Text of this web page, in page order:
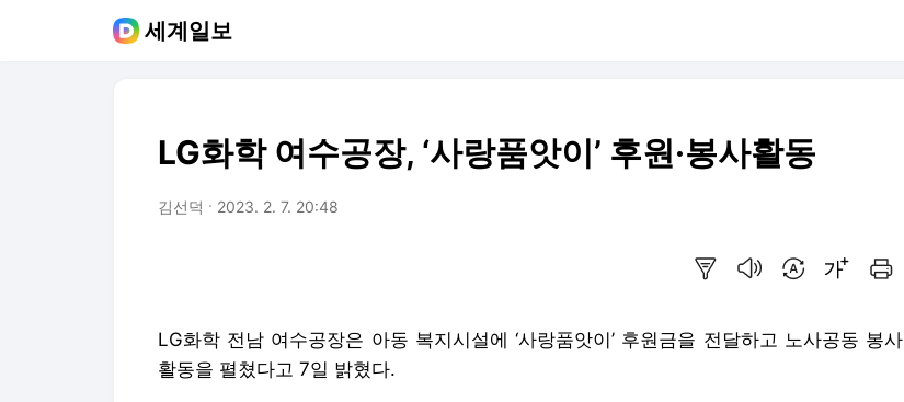
세계일보
LG화학 여수공장, ‘사랑품앗이’ 후원·봉사활동
김선덕 2023. 2. 7. 20:48
LG화학 전남 여수공장은 아동 복지시설에 ‘사랑품앗이’ 후원금을 전달하고 노사공동 봉사
활동을 펼쳤다고 7일 밝혔다.